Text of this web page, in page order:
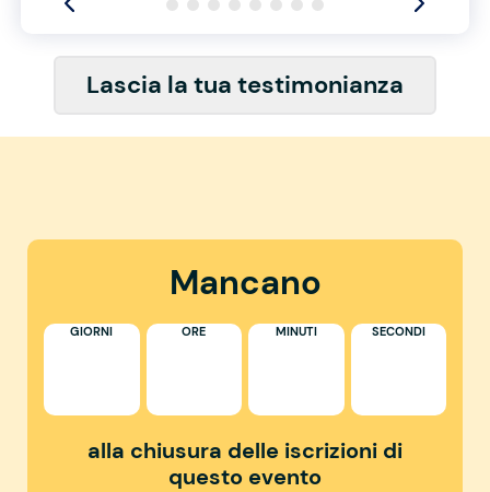
Lascia la tua testimonianza
Mancano
GIORNI ORE MINUTI SECONDI
alla chiusura delle iscrizioni di
questo evento